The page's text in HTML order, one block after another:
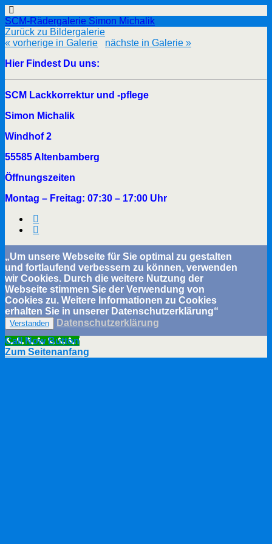
SCM-Rädergalerie Simon Michalik
Zurück zu Bildergalerie
« vorherige in Galerie
nächste in Galerie »
Hier Findest Du uns:
SCM Lackkorrektur und -pflege
Simon Michalik
Windhof 2
55585 Altenbamberg
Öffnungszeiten
Montag – Freitag: 07:30 – 17:00 Uhr
„Um unsere Webseite für Sie optimal zu gestalten
und fortlaufend verbessern zu können, verwenden
wir Cookies. Durch die weitere Nutzung der
Webseite stimmen Sie der Verwendung von
Cookies zu. Weitere Informationen zu Cookies
erhalten Sie in unserer Datenschutzerklärung“
Verstanden
Datenschutzerklärung
Call Now Button
Zum Seitenanfang